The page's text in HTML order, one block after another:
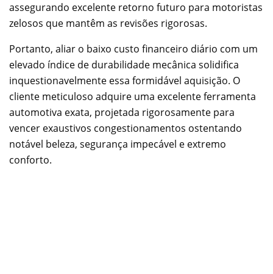
assegurando excelente retorno futuro para motoristas
zelosos que mantêm as revisões rigorosas.
Portanto, aliar o baixo custo financeiro diário com um
elevado índice de durabilidade mecânica solidifica
inquestionavelmente essa formidável aquisição. O
cliente meticuloso adquire uma excelente ferramenta
automotiva exata, projetada rigorosamente para
vencer exaustivos congestionamentos ostentando
notável beleza, segurança impecável e extremo
conforto.